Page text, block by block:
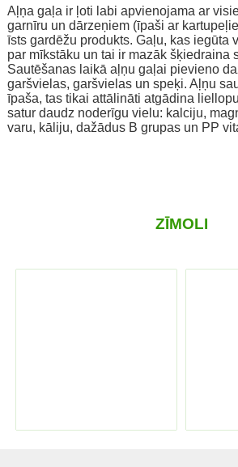
Aļņa gaļa ir ļoti labi apvienojama ar
garnīru un dārzeņiem (īpaši ar
īsts gardēžu produkts. Gaļu, kas iegūta
par mīkstāku un tai ir mazāk šķiedraina
Sautēšanas laikā aļņu gaļai pievieno
garšvielas, garšvielas un speķi. Aļņu
īpaša, tas tikai attālināti atgādina
satur daudz noderīgu vielu: kalciju,
varu, kāliju, dažādus B grupas un PP
ZĪMOLI